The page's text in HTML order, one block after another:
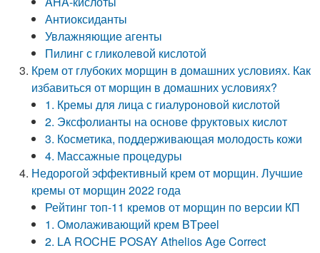
Антиоксиданты
Увлажняющие агенты
Пилинг с гликолевой кислотой
Крем от глубоких морщин в домашних условиях. Как
избавиться от морщин в домашних условиях?
1. Кремы для лица с гиалуроновой кислотой
2. Эксфолианты на основе фруктовых кислот
3. Косметика, поддерживающая молодость кожи
4. Массажные процедуры
Недорогой эффективный крем от морщин. Лучшие
кремы от морщин 2022 года
Рейтинг топ-11 кремов от морщин по версии КП
1. Омолаживающий крем BTpeel
2. LA ROCHE POSAY Athelios Age Correct